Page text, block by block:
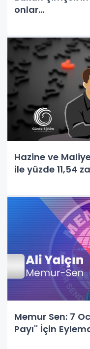
onlar...
Hazine ve
ile yüzde 11,54
Memur Sen: 7
Payı'' İçin